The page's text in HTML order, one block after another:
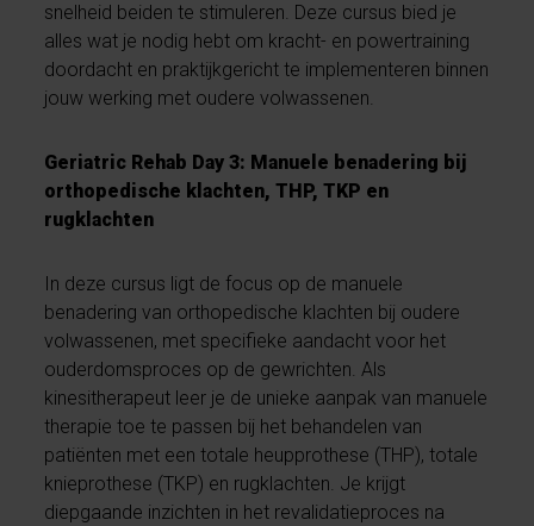
snelheid beiden te stimuleren. Deze cursus bied je
alles wat je nodig hebt om kracht- en powertraining
doordacht en praktijkgericht te implementeren binnen
jouw werking met oudere volwassenen.
Geriatric Rehab Day 3: Manuele benadering bij
orthopedische klachten, THP, TKP en
rugklachten
In deze cursus ligt de focus op de manuele
benadering van orthopedische klachten bij oudere
volwassenen, met specifieke aandacht voor het
ouderdomsproces op de gewrichten. Als
kinesitherapeut leer je de unieke aanpak van manuele
therapie toe te passen bij het behandelen van
patiënten met een totale heupprothese (THP), totale
knieprothese (TKP) en rugklachten. Je krijgt
diepgaande inzichten in het revalidatieproces na